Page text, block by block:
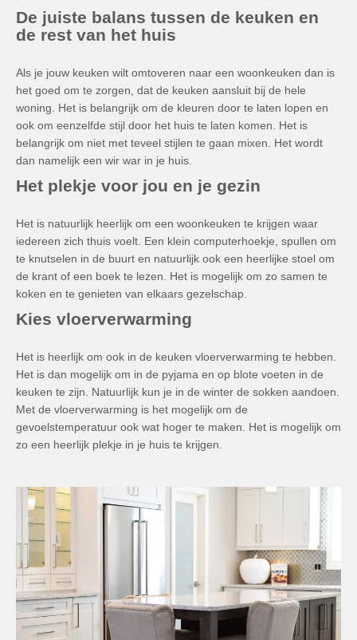
De juiste balans tussen de keuken en
de rest van het huis
Als je jouw keuken wilt omtoveren naar een woonkeuken dan is
het goed om te zorgen, dat de keuken aansluit bij de hele
woning. Het is belangrijk om de kleuren door te laten lopen en
ook om eenzelfde stijl door het huis te laten komen. Het is
belangrijk om niet met teveel stijlen te gaan mixen. Het wordt
dan namelijk een wir war in je huis.
Het plekje voor jou en je gezin
Het is natuurlijk heerlijk om een woonkeuken te krijgen waar
iedereen zich thuis voelt. Een klein computerhoekje, spullen om
te knutselen in de buurt en natuurlijk ook een heerlijke stoel om
de krant of een boek te lezen. Het is mogelijk om zo samen te
koken en te genieten van elkaars gezelschap.
Kies vloerverwarming
Het is heerlijk om ook in de keuken vloerverwarming te hebben.
Het is dan mogelijk om in de pyjama en op blote voeten in de
keuken te zijn. Natuurlijk kun je in de winter de sokken aandoen.
Met de vloerverwarming is het mogelijk om de
gevoelstemperatuur ook wat hoger te maken. Het is mogelijk om
zo een heerlijk plekje in je huis te krijgen.